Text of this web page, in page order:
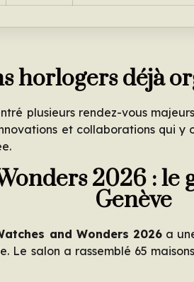
horlogers déjà
plusieurs rendez-vous
et collaborations qui y
2026 : le
Genève
and Wonders 2026a
Le salon a rassemblé 65